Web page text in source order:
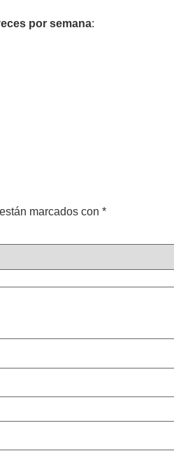
por semana:
marcados con *